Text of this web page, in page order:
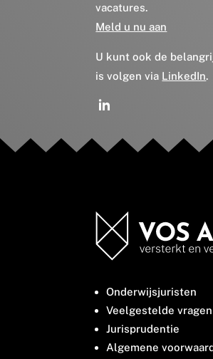
vacatures.
Meld u nu aan
U kunt ook de
is volgen via LinkedIn.
Onderwijsjuristen
Veelgestelde vragen
Jurisprudentie
Algemene